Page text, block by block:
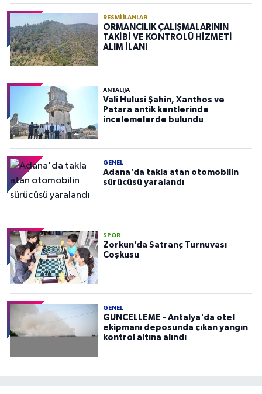
RESMI İLANLAR
ORMANCILIK ÇALIŞMALARININ
TAKİBİ VE KONTROLÜ HİZMETİ
ALIM İLANI
ANTALIJA
Vali Hulusi Şahin, Xanthos ve
Patara antik kentlerinde
incelemelerde bulundu
GENEL
Adana'da takla atan otomobilin
sürücüsü yaralandı
SPOR
Zorkun’da Satranç Turnuvası
Coşkusu
GENEL
GÜNCELLEME - Antalya'da otel
ekipmanı deposunda çıkan yangın
kontrol altına alındı